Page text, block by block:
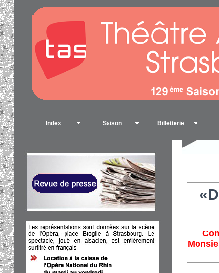
Index Saison Billetterie